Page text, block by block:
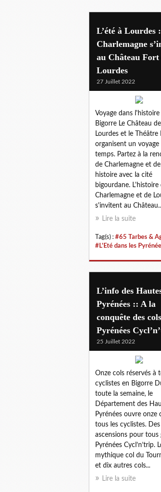
L’été à Lourdes
Charlemagne
au Château Fort
Lourdes
27 Juillet 2022
Voyage dans l'histoire
Bigorre Le Château de
Lourdes et le Théâtre
organisent un voyage
temps. Partez à la
de Charlemagne et
histoire avec la cité
bigourdane. L'histoire
Charlemagne et de
s'invitent au
Lire la suite
Tag(s) : #65 Tarbes &
#L'Eté dans les
L’info des
Pyrénées :: A la
conquête des
Pyrénées
25 Juillet 2022
Onze cols réservés à
cyclistes en Bigorre
toute la semaine, le
Département des
Pyrénées ouvre onze
tous les cyclistes. Des
ascensions pour tous
Pyrénées Cycl’n’trip.
mythique col du
et dix autres cols...
Lire la suite